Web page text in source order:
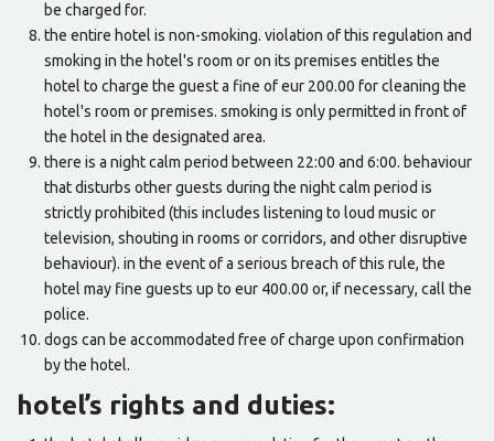
be charged for.
the entire hotel is non-smoking. violation of this regulation and
smoking in the hotel's room or on its premises entitles the
hotel to charge the guest a fine of eur 200.00 for cleaning the
hotel's room or premises. smoking is only permitted in front of
the hotel in the designated area.
there is a night calm period between 22:00 and 6:00. behaviour
that disturbs other guests during the night calm period is
strictly prohibited (this includes listening to loud music or
television, shouting in rooms or corridors, and other disruptive
behaviour). in the event of a serious breach of this rule, the
hotel may fine guests up to eur 400.00 or, if necessary, call the
police.
dogs can be accommodated free of charge upon confirmation
by the hotel.
hotel’s rights and duties: